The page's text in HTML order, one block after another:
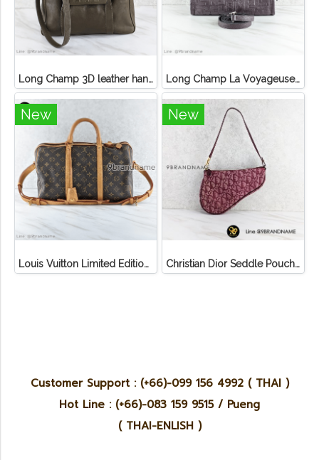
Long Champ 3D leather handbag Long Champ La Voyageuse Bag Leather
New
Louis Vuitton Limited Edition Monogram Canvas Sofia Coppola SC Bag
New
Christian Dior Seddle Pouch Accessory Hand Bag
Customer Support : (+66)-099 156 4992 ( THAI )
Hot Line : (+66)-083 159 9515 / Pueng
( THAI-ENLISH )